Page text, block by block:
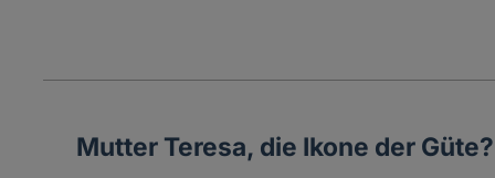
Mutter Teresa, die Ikone der